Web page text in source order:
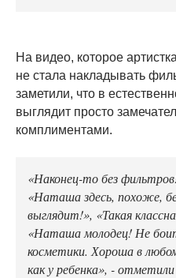
На видео, которое
не стала накладывать
заметили, что в
выглядит просто
комплиментами.
«Наконец-то без
«Наташа здесь, похоже,
выглядит!», «Такая
«Наташа молодец! Не
косметики. Хороша в
как у ребенка», -